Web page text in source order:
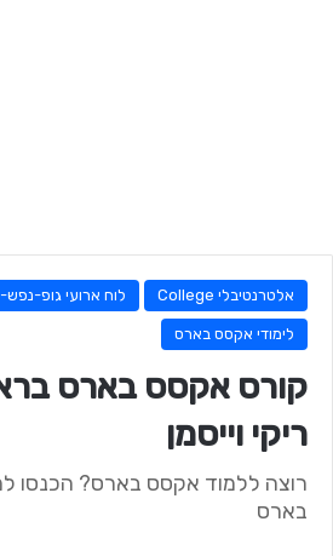
אלטרנטיבלי College לוח ארועי גופ-
לימודי אקסס בארס
קורס אקסס בארס
ריקי וייסמן
רוצה ללמוד אקסס בארס? הכנסו
בארס